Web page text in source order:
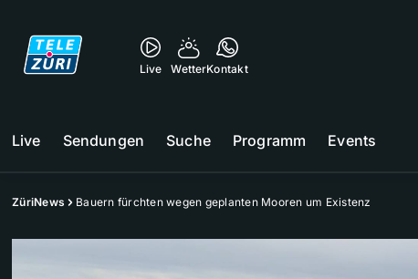
Live WetterKontakt
Live Sendungen Suche Programm Events
ZüriNews Bauern fürchten wegen geplanten Mooren um Existenz